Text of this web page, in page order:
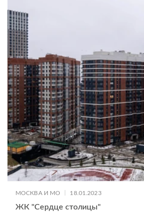
МОСКВА И МО 18.01.2023
ЖК "Сердце столицы"